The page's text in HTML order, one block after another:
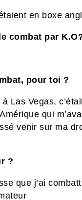
en boxe
combat par
pour toi ?
à Las Vegas,
qui
venir sur ma
?
que j’ai